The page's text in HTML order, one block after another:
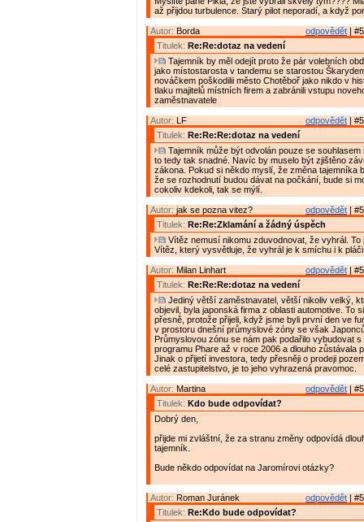
až přijdou turbulence. Starý pilot neporadí, a když
odpovědět |
Autor: Borda
Titulek: Re:Re:dotaz na vedení
Tajemník by měl odejít proto že pár volebních
jako místostarosta v tandemu se starostou
nováčkem poškodilii město Chotěboř jako nikdo v
tlaku majitelů místních firem a zabránili vstupu
zaměstnavatele
odpovědět |
Autor: LF
Titulek: Re:Re:Re:dotaz na vedení
Tajemník může být odvolán pouze se souhlasem
to tedy tak snadné. Navíc by muselo být zjištěno
zákona. Pokud si někdo myslí, že změna tajemníka
že se rozhodnutí budou dávat na počkání, bude si
cokoliv kdekoli, tak se mýlí.
odpovědět |
Autor: jak se pozna vitez?
Titulek: Re:Re:Zklamání a žádný úspěch
Vítěz nemusí nikomu zduvodnovat, že vyhrál. To
Vítěz, který vysvětluje, že vyhrál je k smíchu i k
odpovědět |
Autor: Milan Linhart
Titulek: Re:Re:Re:dotaz na vedení
Jediný větší zaměstnavatel, větší nikoliv velký,
objevil, byla japonská firma z oblasti automotive. To
přesně, protože přijeli, když jsme byli první den ve
v prostoru dnešní průmyslové zóny se však
Průmyslovou zónu se nám pak podařilo vybudovat
programu Phare až v roce 2006 a dlouho zůstávala
Jinak o přijetí investora, tedy přesněji o prodeji
celé zastupitelstvo, je to jeho vyhrazená pravomoc.
odpovědět |
Autor: Martina
Titulek: Kdo bude odpovídat?
Dobrý den,
přijde mi zvláštní, že za stranu změny odpovídá
tajemník.
Bude někdo odpovídat na Jaromírovi otázky?
odpovědět |
Autor: Roman Juránek
Titulek: Re:Kdo bude odpovídat?